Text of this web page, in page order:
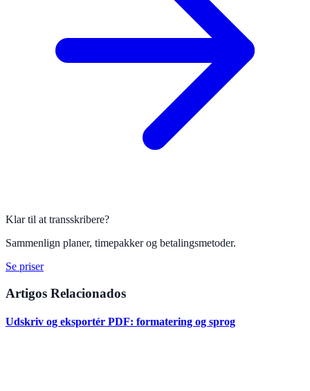
Klar til at transskribere?
Sammenlign planer, timepakker og betalingsmetoder.
Se priser
Artigos Relacionados
Udskriv og eksportér PDF: formatering og sprog